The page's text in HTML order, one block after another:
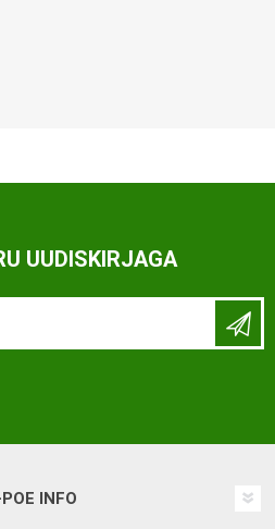
UUDISKIRJAGA
INFO